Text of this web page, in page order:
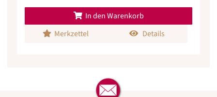
In den Warenkorb
Merkzettel
Details